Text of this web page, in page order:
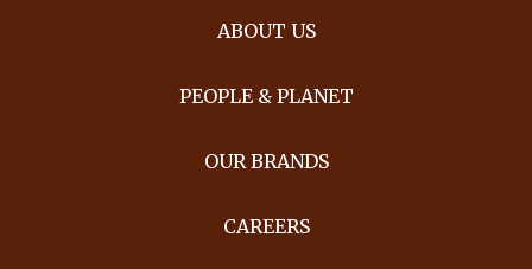
ABOUT US
PEOPLE & PLANET
OUR BRANDS
CAREERS